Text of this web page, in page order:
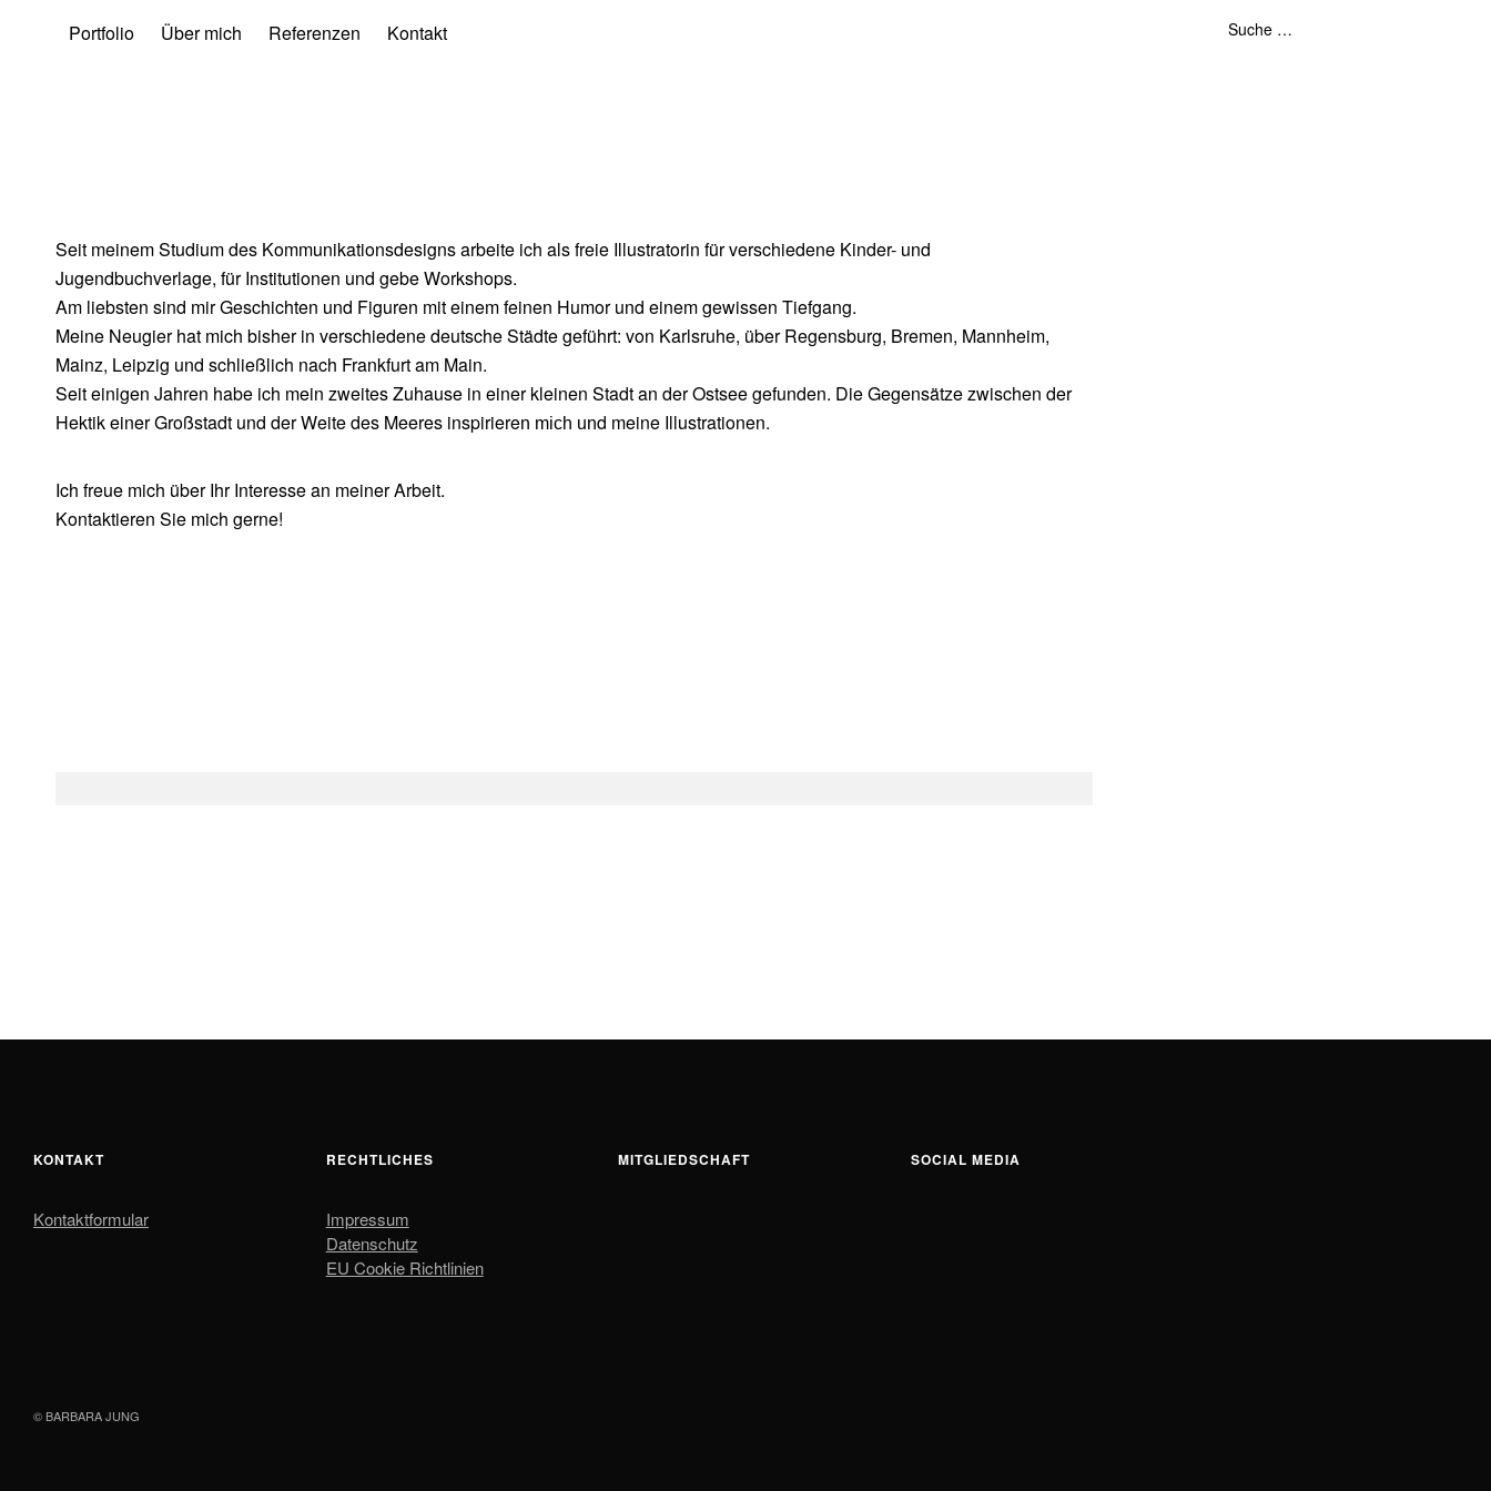
Portfolio Über mich Referenzen Kontakt
Seit meinem Studium des Kommunikationsdesigns arbeite ich als freie Illustratorin für verschiedene Kinder- und
Jugendbuchverlage, für Institutionen und gebe Workshops.
Am liebsten sind mir Geschichten und Figuren mit einem feinen Humor und einem gewissen Tiefgang.
Meine Neugier hat mich bisher in verschiedene deutsche Städte geführt: von Karlsruhe, über Regensburg, Bremen, Mannheim,
Mainz, Leipzig und schließlich nach Frankfurt am Main.
Seit einigen Jahren habe ich mein zweites Zuhause in einer kleinen Stadt an der Ostsee gefunden. Die Gegensätze zwischen der
Hektik einer Großstadt und der Weite des Meeres inspirieren mich und meine Illustrationen.
Ich freue mich über Ihr Interesse an meiner Arbeit.
Kontaktieren Sie mich gerne!
KONTAKT
Kontaktformular
RECHTLICHES
Impressum
Datenschutz
EU Cookie Richtlinien
MITGLIEDSCHAFT SOCIAL MEDIA
© BARBARA JUNG